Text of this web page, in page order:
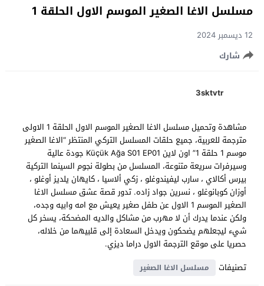
مسلسل الاغا الصغير الموسم الاول الحلقة 1
12 ديسمبر 2024
شارك
3sktvtr
مشاهدة وتحميل مسلسل الاغا الصغير الموسم الاول الحلقة 1 الاولى
مترجمة للعربية، جميع حلقات المسلسل التركي المنتظر “الاغا الصغير
موسم 1 حلقة 1” اون لاين Küçük Ağa S01 EP01 جودة عالية
وسيرفرات سريعة متنوعة، المسلسل من بطولة نجوم السينما التركية
بيرس أكالاي ، سارب ليفيندوغلو ، زكي ألاسيا ، كايهان يلديز أوغلو ،
أوزان كوبانوغلو ، نسرين جواد زاده. تدور قصة عشق مسلسل الاغا
الصغير الموسم 1 الاول عن طفل صغير يعيش مع امه وابيه وجده،
ولكن عندما يدرك أن لا مهرب من مشاكل والديه المضحكة، يسخر كل
شيء ليجعلهم يضحكون ويدخل السعادة إلى قلبيهما من خلاله،
حصريا على موقع الترجمة الاول دراما ديزي.
تصنيفات
مسلسل الاغا الصغير